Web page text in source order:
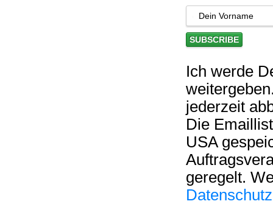
Ich werde
jederzeit
Die
USA
geregelt.